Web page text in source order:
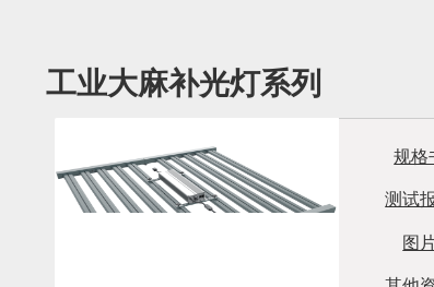
工业大麻补光灯系列
规格
测试
图